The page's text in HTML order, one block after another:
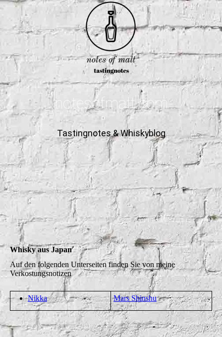
notesofmalt.com
Tastingnotes & Whiskyblog
Whisky aus Japan
Auf den folgenden Unterseiten finden Sie von meine
Verkostungsnotizen
Nikka Mars Shinshu